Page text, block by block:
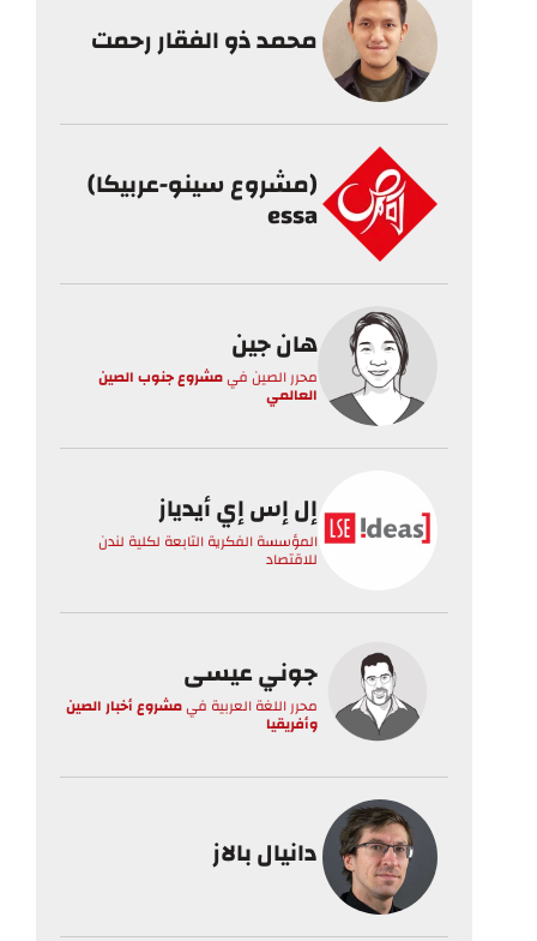
محمد ذو الفقار رحمت
(مشروع سينو-عربيكا)
essa
هان جين
محرر الصينفيمشروع جنوب الصين
العالمي
إل إس إي أيدياز
المؤسسة الفكرية التابعة لكلية لندن
للاقتصاد
جوني عيسى
محرر اللغة العربية فيمشروع أخبار الصين
وأفريقيا
دانيال بالاز